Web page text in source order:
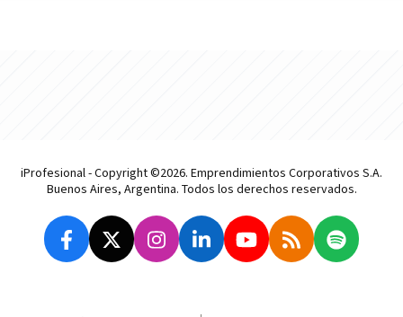
iProfesional - Copyright ©2026. Emprendimientos Corporativos S.A.
Buenos Aires, Argentina. Todos los derechos reservados.